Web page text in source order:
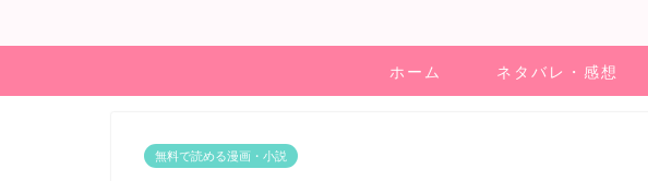
ホーム ネタバレ・感想
無料で読める漫画・小説